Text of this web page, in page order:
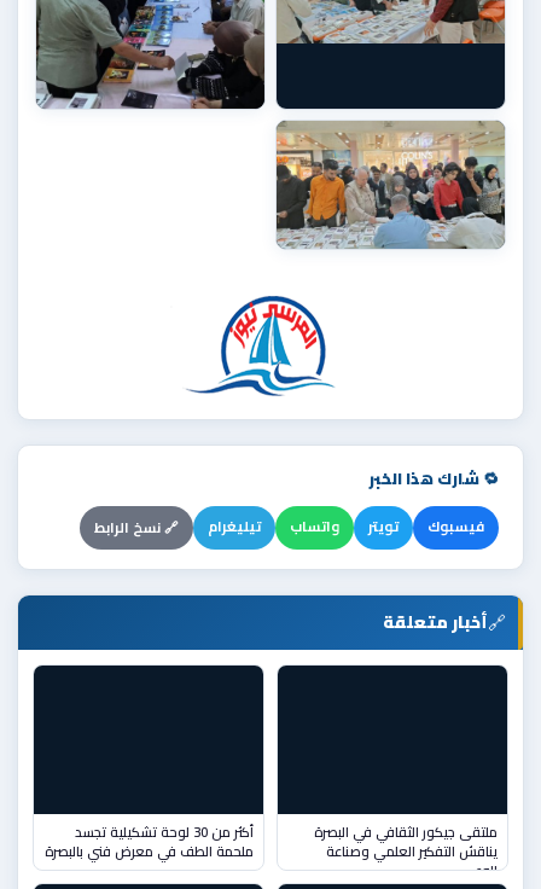
🔁 شارك هذا الخبر
فيسبوك تويتر واتساب تيليغرام 🔗 نسخ الرابط
🔗أخبار متعلقة
ملتقى جيكور الثقافي في البصرة
يناقش التفكير العلمي وصناعة
الوعي
أكثر من 30 لوحة تشكيلية تجسد
ملحمة الطف في معرض فني بالبصرة